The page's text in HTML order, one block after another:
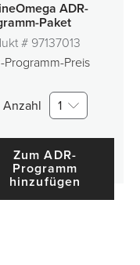
ADR-
Paket
# 97137013
Programm-Preis
Anzahl 1
Zum ADR-
Programm
hinzufügen